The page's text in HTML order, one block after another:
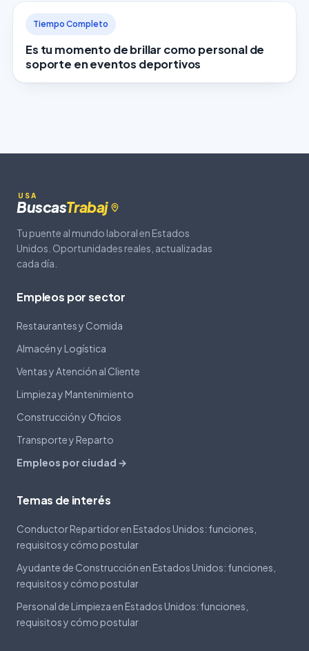
Tiempo Completo
Es tu momento de brillar como personal de
soporte en eventos deportivos
USA
BuscasTrabaj
Tu puente al mundo laboral en Estados
Unidos. Oportunidades reales, actualizadas
cada día.
Empleos por sector
Restaurantes y Comida
Almacén y Logística
Ventas y Atención al Cliente
Limpieza y Mantenimiento
Construcción y Oficios
Transporte y Reparto
Empleos por ciudad →
Temas de interés
Conductor Repartidor en Estados Unidos: funciones,
requisitos y cómo postular
Ayudante de Construcción en Estados Unidos: funciones,
requisitos y cómo postular
Personal de Limpieza en Estados Unidos: funciones,
requisitos y cómo postular